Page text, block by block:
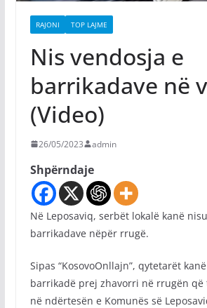
RAJONI TOP LAJME
Nis vendosja e
barrikadave në
(Video)
26/05/2023 admin
Shpërndaje
Në Leposaviq, serbët lokalë kanë
barrikadave nëpër rrugë.
Sipas “KosovoOnllajn”, qytetarët
barrikadë prej zhavorri në rrugën
në ndërtesën e Komunës së